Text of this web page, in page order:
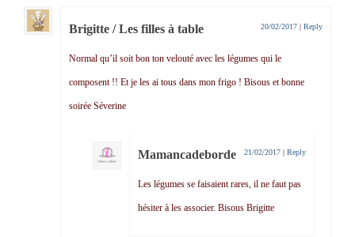
Brigitte / Les filles à table 20/02/2017 | Reply
Normal qu’il soit bon ton velouté avec les légumes qui le
composent !! Et je les ai tous dans mon frigo ! Bisous et bonne
soirée Séverine
Mamancadeborde 21/02/2017 | Reply
Les légumes se faisaient rares, il ne faut pas
hésiter à les associer. Bisous Brigitte